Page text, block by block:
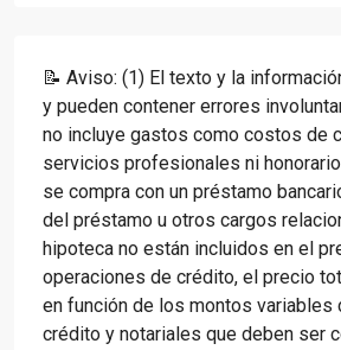
📝 Aviso: (1) El texto y la
y pueden contener errores
no incluye gastos como costos de
servicios profesionales ni
se compra con un préstamo
del préstamo u otros cargos
hipoteca no están incluidos en el
operaciones de crédito, el precio
en función de los montos variables
crédito y notariales que deben ser